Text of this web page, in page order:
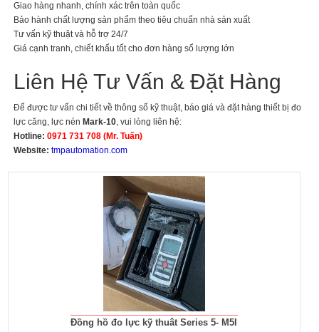
Giao hàng nhanh, chính xác trên toàn quốc
Bảo hành chất lượng sản phẩm theo tiêu chuẩn nhà sản xuất
Tư vấn kỹ thuật và hỗ trợ 24/7
Giá cạnh tranh, chiết khấu tốt cho đơn hàng số lượng lớn
Liên Hệ Tư Vấn & Đặt Hàng
Để được tư vấn chi tiết về thông số kỹ thuật, báo giá và đặt hàng thiết bị đo
lực căng, lực nén Mark-10, vui lòng liên hệ:
Hotline: 0971 731 708 (Mr. Tuấn)
Website: tmpautomation.com
Đồng hồ đo lực kỹ thuât Series 5- M5I